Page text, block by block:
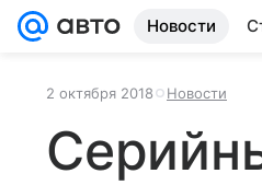
Новости
2 октября 2018 Новости